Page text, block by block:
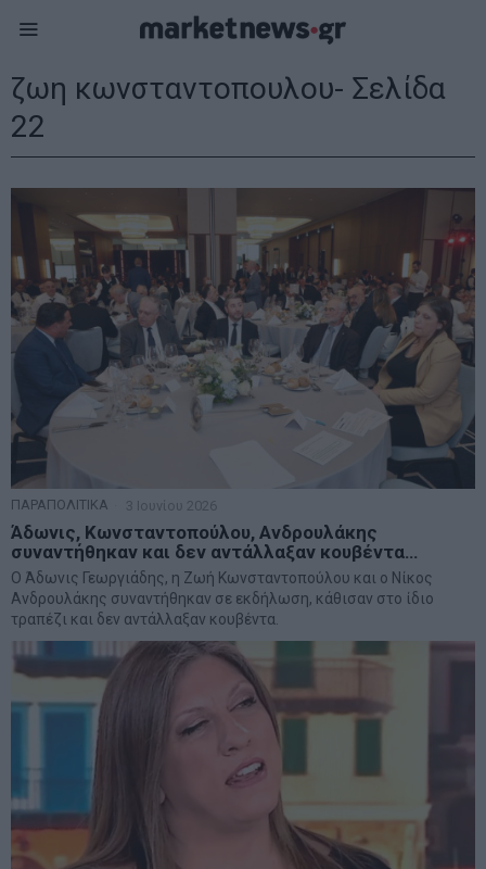
ζωη κωνσταντοπουλου- Σελίδα
22
ΠΑΡΑΠΟΛΙΤΙΚΑ 3 Ιουνίου 2026
Άδωνις, Κωνσταντοπούλου, Ανδρουλάκης
συναντήθηκαν και δεν αντάλλαξαν κουβέντα…
Ο Άδωνις Γεωργιάδης, η Ζωή Κωνσταντοπούλου και ο Νίκος
Ανδρουλάκης συναντήθηκαν σε εκδήλωση, κάθισαν στο ίδιο
τραπέζι και δεν αντάλλαξαν κουβέντα.